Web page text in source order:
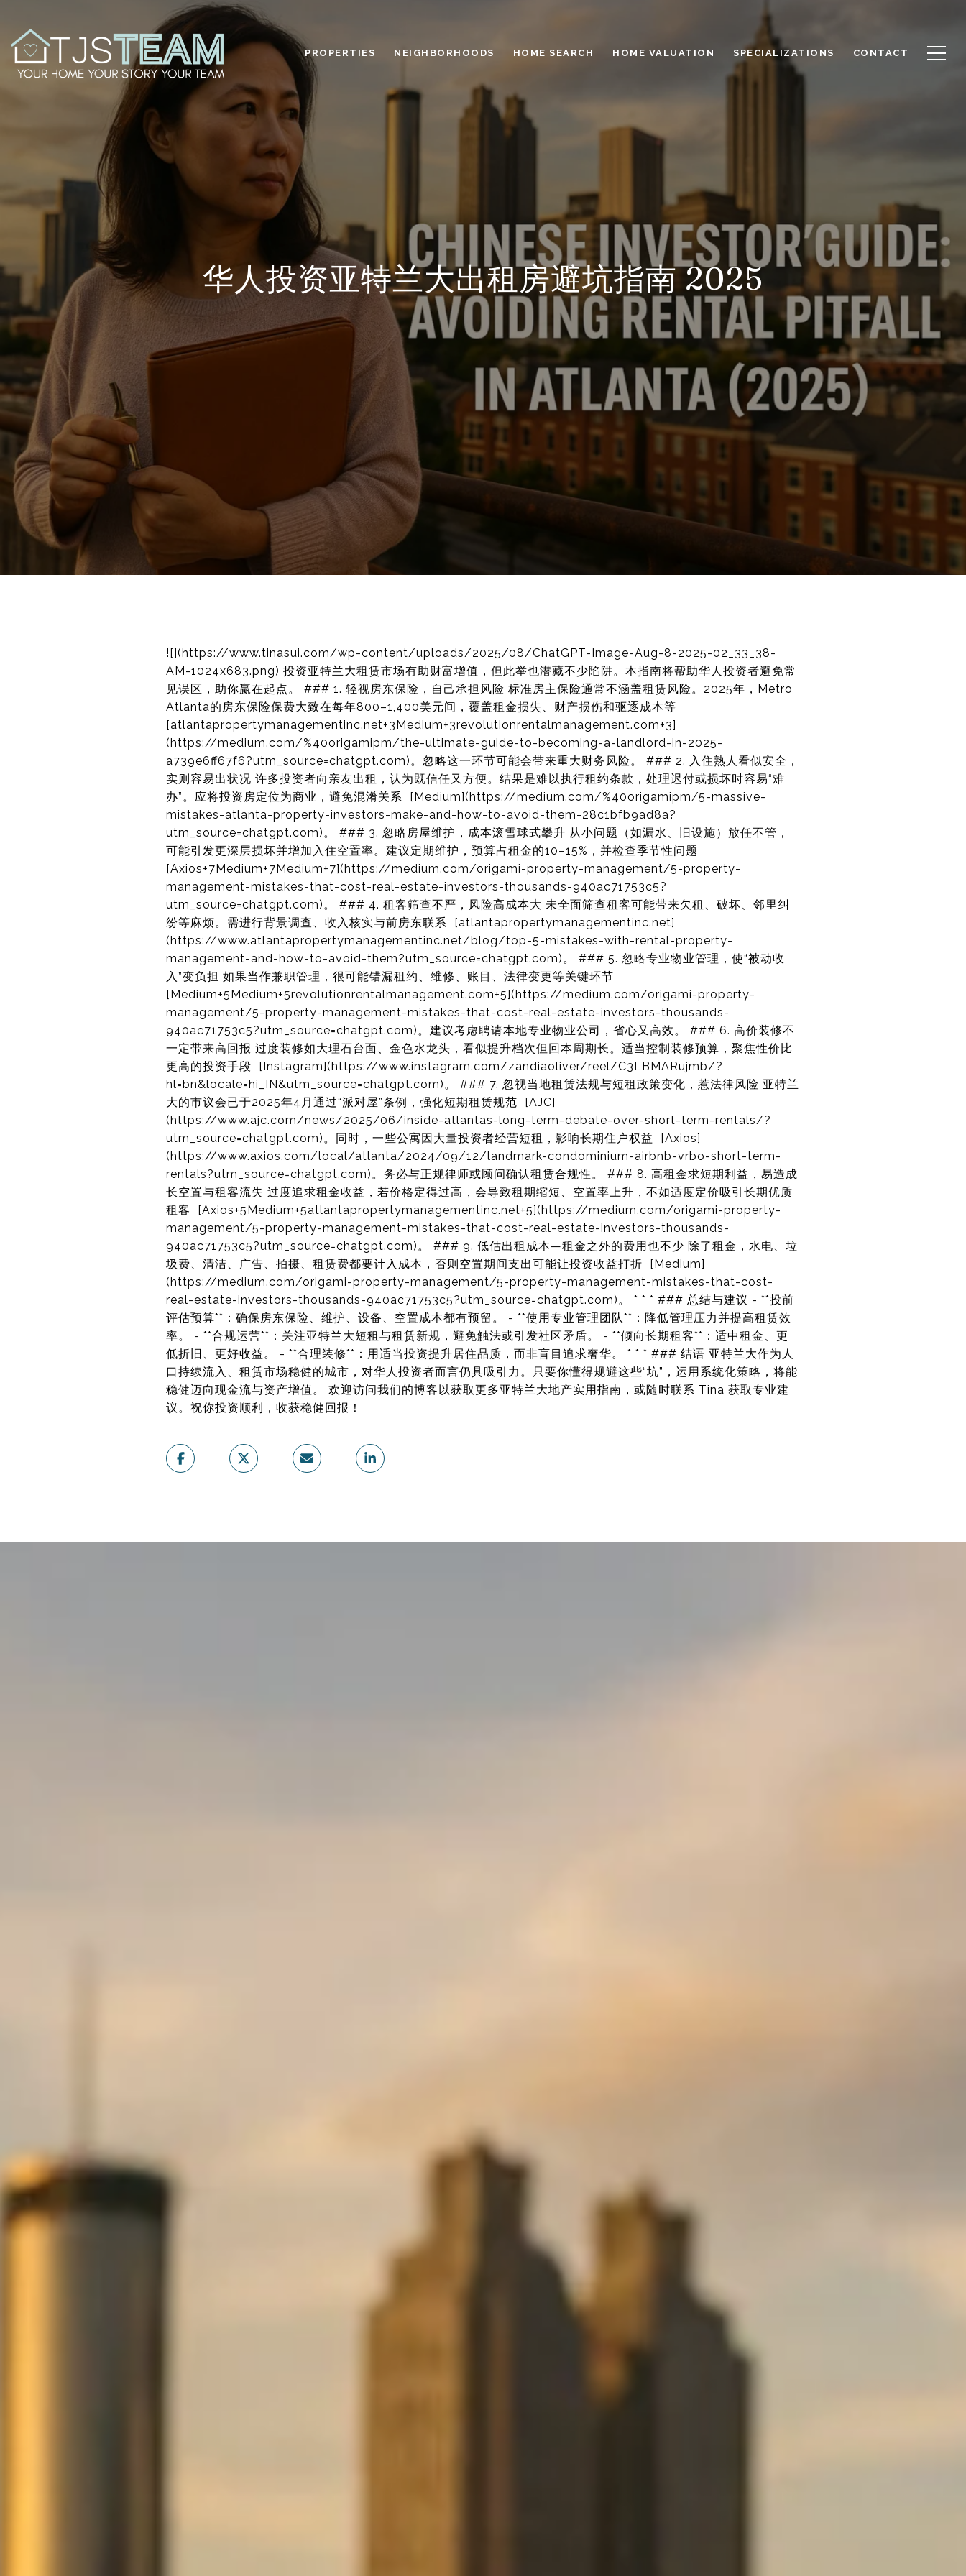
PROPERTIES NEIGHBORHOODS HOME SEARCH HOME VALUATION SPECIALIZATIONS CONTACT
华人投资亚特兰大出租房避坑指南 2025
![](https://www.tinasui.com/wp-content/uploads/2025/08/ChatGPT-Image-Aug-8-2025-02_33_38-
AM-1024x683.png) 投资亚特兰大租赁市场有助财富增值，但此举也潜藏不少陷阱。本指南将帮助华人投资者避免常
见误区，助你赢在起点。 ### 1. 轻视房东保险，自己承担风险 标准房主保险通常不涵盖租赁风险。2025年，Metro
Atlanta的房东保险保费大致在每年800–1,400美元间，覆盖租金损失、财产损伤和驱逐成本等
[atlantapropertymanagementinc.net+3Medium+3revolutionrentalmanagement.com+3]
(https://medium.com/%40origamipm/the-ultimate-guide-to-becoming-a-landlord-in-2025-
a739e6ff67f6?utm_source=chatgpt.com)。忽略这一环节可能会带来重大财务风险。 ### 2. 入住熟人看似安全，
实则容易出状况 许多投资者向亲友出租，认为既信任又方便。结果是难以执行租约条款，处理迟付或损坏时容易“难
办”。应将投资房定位为商业，避免混淆关系 [Medium](https://medium.com/%40origamipm/5-massive-
mistakes-atlanta-property-investors-make-and-how-to-avoid-them-28c1bfb9ad8a?
utm_source=chatgpt.com)。 ### 3. 忽略房屋维护，成本滚雪球式攀升 从小问题（如漏水、旧设施）放任不管，
可能引发更深层损坏并增加入住空置率。建议定期维护，预算占租金的10–15%，并检查季节性问题
[Axios+7Medium+7Medium+7](https://medium.com/origami-property-management/5-property-
management-mistakes-that-cost-real-estate-investors-thousands-940ac71753c5?
utm_source=chatgpt.com)。 ### 4. 租客筛查不严，风险高成本大 未全面筛查租客可能带来欠租、破坏、邻里纠
纷等麻烦。需进行背景调查、收入核实与前房东联系 [atlantapropertymanagementinc.net]
(https://www.atlantapropertymanagementinc.net/blog/top-5-mistakes-with-rental-property-
management-and-how-to-avoid-them?utm_source=chatgpt.com)。 ### 5. 忽略专业物业管理，使“被动收
入”变负担 如果当作兼职管理，很可能错漏租约、维修、账目、法律变更等关键环节
[Medium+5Medium+5revolutionrentalmanagement.com+5](https://medium.com/origami-property-
management/5-property-management-mistakes-that-cost-real-estate-investors-thousands-
940ac71753c5?utm_source=chatgpt.com)。建议考虑聘请本地专业物业公司，省心又高效。 ### 6. 高价装修不
一定带来高回报 过度装修如大理石台面、金色水龙头，看似提升档次但回本周期长。适当控制装修预算，聚焦性价比
更高的投资手段 [Instagram](https://www.instagram.com/zandiaoliver/reel/C3LBMARujmb/?
hl=bn&locale=hi_IN&utm_source=chatgpt.com)。 ### 7. 忽视当地租赁法规与短租政策变化，惹法律风险 亚特兰
大的市议会已于2025年4月通过“派对屋”条例，强化短期租赁规范 [AJC]
(https://www.ajc.com/news/2025/06/inside-atlantas-long-term-debate-over-short-term-rentals/?
utm_source=chatgpt.com)。同时，一些公寓因大量投资者经营短租，影响长期住户权益 [Axios]
(https://www.axios.com/local/atlanta/2024/09/12/landmark-condominium-airbnb-vrbo-short-term-
rentals?utm_source=chatgpt.com)。务必与正规律师或顾问确认租赁合规性。 ### 8. 高租金求短期利益，易造成
长空置与租客流失 过度追求租金收益，若价格定得过高，会导致租期缩短、空置率上升，不如适度定价吸引长期优质
租客 [Axios+5Medium+5atlantapropertymanagementinc.net+5](https://medium.com/origami-property-
management/5-property-management-mistakes-that-cost-real-estate-investors-thousands-
940ac71753c5?utm_source=chatgpt.com)。 ### 9. 低估出租成本—租金之外的费用也不少 除了租金，水电、垃
圾费、清洁、广告、拍摄、租赁费都要计入成本，否则空置期间支出可能让投资收益打折 [Medium]
(https://medium.com/origami-property-management/5-property-management-mistakes-that-cost-
real-estate-investors-thousands-940ac71753c5?utm_source=chatgpt.com)。 * * * ### 总结与建议 - **投前
评估预算**：确保房东保险、维护、设备、空置成本都有预留。 - **使用专业管理团队**：降低管理压力并提高租赁效
率。 - **合规运营**：关注亚特兰大短租与租赁新规，避免触法或引发社区矛盾。 - **倾向长期租客**：适中租金、更
低折旧、更好收益。 - **合理装修**：用适当投资提升居住品质，而非盲目追求奢华。 * * * ### 结语 亚特兰大作为人
口持续流入、租赁市场稳健的城市，对华人投资者而言仍具吸引力。只要你懂得规避这些“坑”，运用系统化策略，将能
稳健迈向现金流与资产增值。 欢迎访问我们的博客以获取更多亚特兰大地产实用指南，或随时联系 Tina 获取专业建
议。祝你投资顺利，收获稳健回报！